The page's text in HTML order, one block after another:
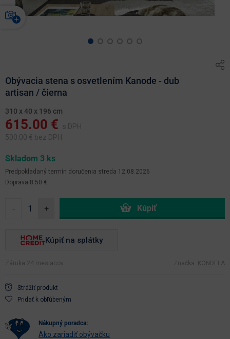
Obývacia stena s osvetlením Kanode - dub
artisan / čierna
310 x 40 x 196 cm
615.00 €
s DPH
500.00 € bez DPH
Skladom 3 ks
Predpokladaný termín doručenia streda 12.08.2026
Doprava 8.50 €
- +
Kúpiť na splátky
Záruka 24 mesiacov Značka: KONDELA
Strážiť produkt
Pridať k obľúbeným
nákupný poradca:
Ako zariadiť obývačku